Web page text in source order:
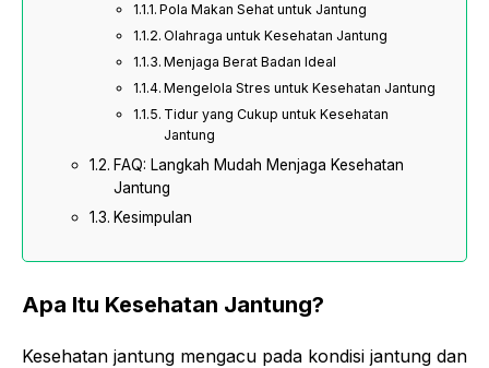
Pola Makan Sehat untuk Jantung
Olahraga untuk Kesehatan Jantung
Menjaga Berat Badan Ideal
Mengelola Stres untuk Kesehatan Jantung
Tidur yang Cukup untuk Kesehatan
Jantung
FAQ: Langkah Mudah Menjaga Kesehatan
Jantung
Kesimpulan
Apa Itu Kesehatan Jantung?
Kesehatan jantung mengacu pada kondisi jantung dan